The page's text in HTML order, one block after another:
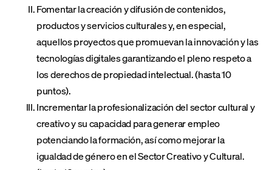
Fomentar la creación y difusión de contenidos,
productos y servicios culturales y, en especial,
aquellos proyectos que promuevan la innovación y las
tecnologías digitales garantizando el pleno respeto a
los derechos de propiedad intelectual. (hasta 10
puntos).
Incrementar la profesionalización del sector cultural y
creativo y su capacidad para generar empleo
potenciando la formación, así como mejorar la
igualdad de género en el Sector Creativo y Cultural.